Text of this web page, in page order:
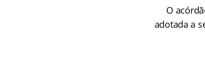
O
adotada a